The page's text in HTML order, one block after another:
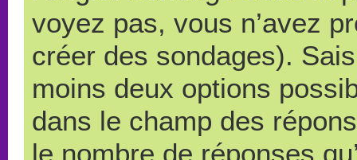
voyez pas, vous n’avez
créer des sondages).
moins deux options
dans le champ des
le nombre de réponses